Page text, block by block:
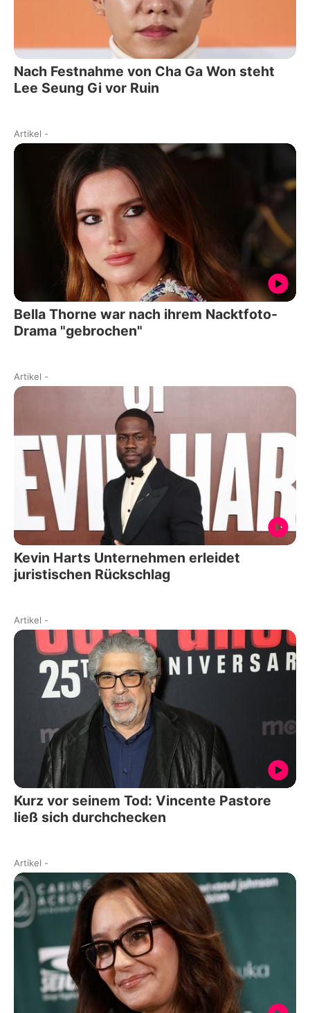
Nach Festnahme von Cha Ga Won steht
Lee Seung Gi vor Ruin
Artikel -
Bella Thorne war nach ihrem Nacktfoto-
Drama "gebrochen"
Artikel -
Kevin Harts Unternehmen erleidet
juristischen Rückschlag
Artikel -
Kurz vor seinem Tod: Vincente Pastore
ließ sich durchchecken
Artikel -